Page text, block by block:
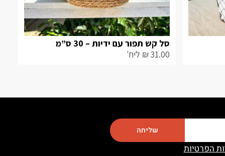
סל קש תפור עם ידיות – 30 ס”מ
₪31.00 ליח'
הפרטיות
שליחה